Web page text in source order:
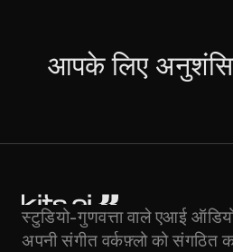
आपके लिए
स्टुडियो-गुणवत्ता वाले एआई
अपनी संगीत वर्कफ़्लो को संगठित